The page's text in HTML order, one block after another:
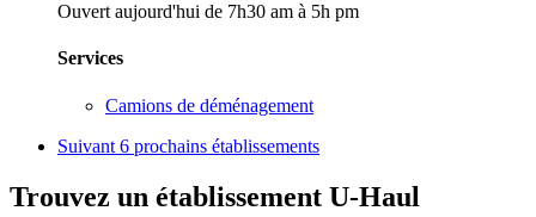
Ouvert aujourd'hui de 7h30 am à 5h pm
Services
Camions de déménagement
Suivant 6 prochains établissements
Trouvez un établissement U-Haul